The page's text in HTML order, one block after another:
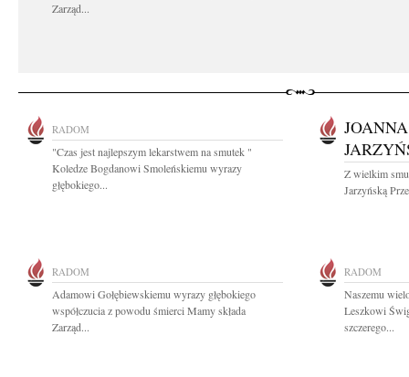
Zarząd...
RADOM
"Czas jest najlepszym lekarstwem na smutek "
Koledze Bogdanowi Smoleńskiemu wyrazy
głębokiego...
Z wielkim
Jarzyńską
RADOM
Adamowi Gołębiewskiemu wyrazy głębokiego
współczucia z powodu śmierci Mamy składa
Zarząd...
RADOM
Naszemu
Leszkowi
szczerego...